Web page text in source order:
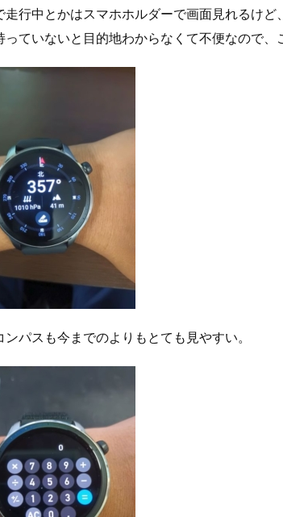
走行中とかはスマホホルダーで画面見れるけど
っていないと目的地わからなくて不便なので、
ンパスも今までのよりもとても見やすい。